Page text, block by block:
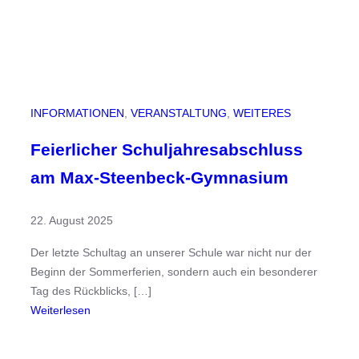
INFORMATIONEN VERANSTALTUNG WEITERES
Feierlicher Schuljahresabschluss
am Max-Steenbeck-Gymnasium
22. August 2025
Der letzte Schultag an unserer Schule war nicht nur der
Beginn der Sommerferien, sondern auch ein besonderer
Tag des Rückblicks, […]
Weiterlesen